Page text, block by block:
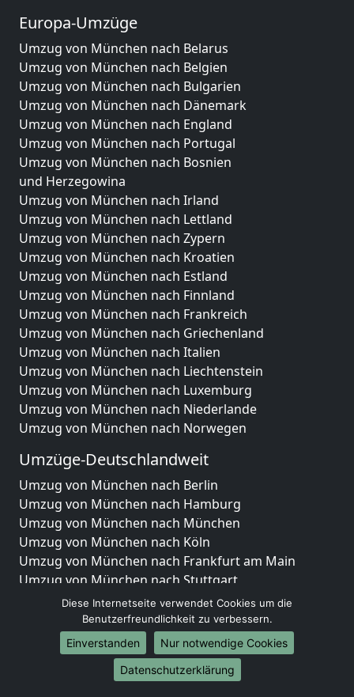
Europa-Umzüge
Umzug von München nach Belarus
Umzug von München nach Belgien
Umzug von München nach Bulgarien
Umzug von München nach Dänemark
Umzug von München nach England
Umzug von München nach Portugal
Umzug von München nach Bosnien
und Herzegowina
Umzug von München nach Irland
Umzug von München nach Lettland
Umzug von München nach Zypern
Umzug von München nach Kroatien
Umzug von München nach Estland
Umzug von München nach Finnland
Umzug von München nach Frankreich
Umzug von München nach Griechenland
Umzug von München nach Italien
Umzug von München nach Liechtenstein
Umzug von München nach Luxemburg
Umzug von München nach Niederlande
Umzug von München nach Norwegen
Umzüge-Deutschlandweit
Umzug von München nach Berlin
Umzug von München nach Hamburg
Umzug von München nach München
Umzug von München nach Köln
Umzug von München nach Frankfurt am Main
Umzug von München nach Stuttgart
Umzug von München nach Düsseldorf
Umzug von München nach Leipzig
Umzug von München nach Dortmund
Umzug von München nach Essen
Umzug von München nach Bremen
Diese Internetseite verwendet Cookies um die
Benutzerfreundlichkeit zu verbessern.
Einverstanden
Nur notwendige Cookies
Datenschutzerklärung